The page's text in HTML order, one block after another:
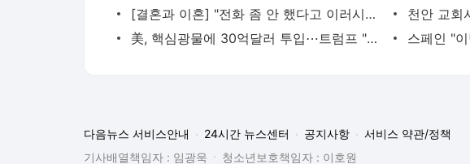
[결혼과 이혼] "전화 좀 안 했다고 이러시다니"⋯대놓고 냉대하는 예비 시부에 '한숨'
美, 핵심광물에 30억달러 투입⋯트럼프 "다시는 中 의존 않겠다"
다음뉴스 서비스안내 24시간 뉴스센터 공지사항
서비스 약관/정책
기사배열책임자 : 임광욱
청소년보호책임자 : 이호원